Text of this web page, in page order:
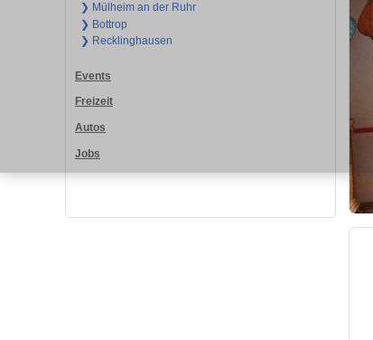
❯ Mülheim an der Ruhr
❯ Bottrop
❯ Recklinghausen
Events
Freizeit
Autos
Jobs